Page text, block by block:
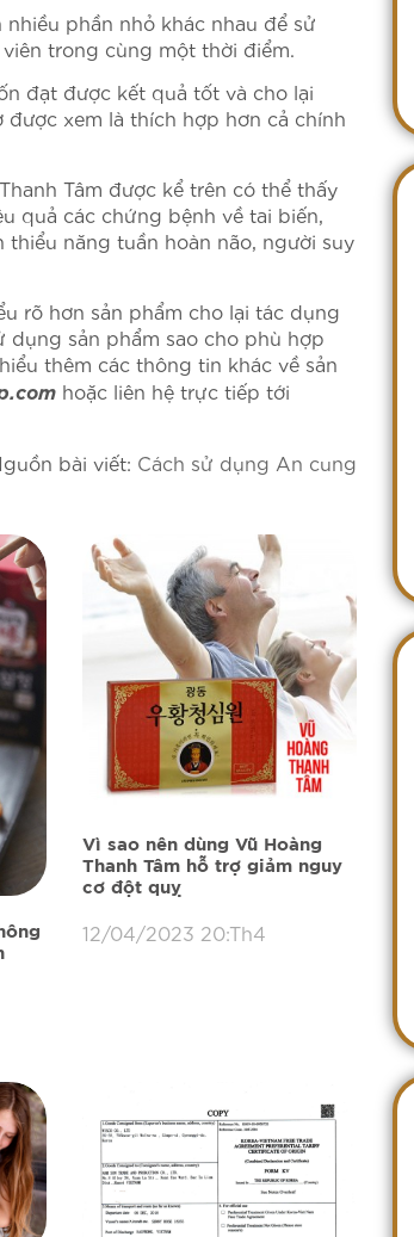
phần nhỏ khác nhau để sử
trong cùng một thời điểm.
đạt được kết quả tốt và cho lại
xem là thích hợp hơn cả chính
Tâm được kể trên có thể thấy
quả các chứng bệnh về tai biến,
năng tuần hoàn não, người suy
rõ hơn sản phẩm cho lại tác dụng
sản phẩm sao cho phù hợp
thêm các thông tin khác về sản
hoặc liên hệ trực tiếp tới
bài viết: Cách sử dụng An cung
Vì sao nên dùng Vũ Hoàng
Thanh Tâm hỗ trợ giảm nguy
cơ đột quỵ
12/04/2023 20:Th4